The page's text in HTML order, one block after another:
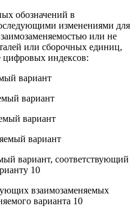
обозначений в
изменениями для
или не
или сборочных единиц,
цифровых индексов:
вариант
вариант
вариант
вариант
вариант, соответствующий
10
взаимозаменяемых
варианта 10